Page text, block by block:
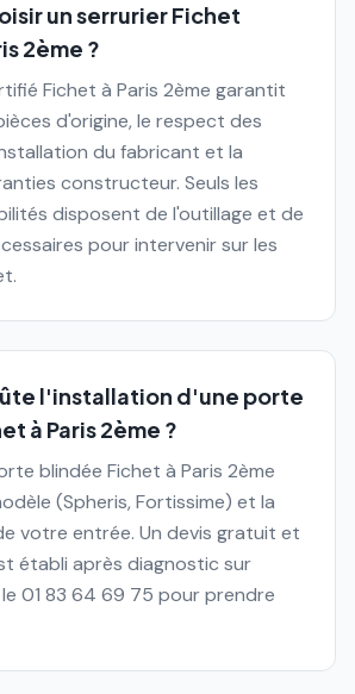
un serrurier Fichet
2ème ?
Fichet à Paris 2ème garantit
d'origine, le respect des
du fabricant et la
constructeur. Seuls les
disposent de l'outillage et de
pour intervenir sur les
l'installation d'une porte
à Paris 2ème ?
blindée Fichet à Paris 2ème
(Spheris, Fortissime) et la
votre entrée. Un devis gratuit et
établi après diagnostic sur
01 83 64 69 75 pour prendre